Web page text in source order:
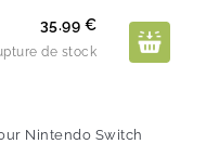
Prix
35.99 €
de stock
Nintendo Switch